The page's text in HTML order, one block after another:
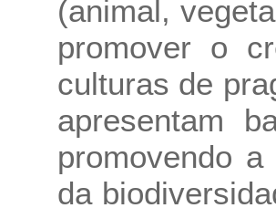
(animal,
promover o
culturas de
apresentam
promovendo
da